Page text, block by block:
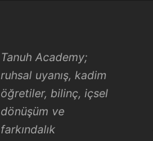
Tanuh Academy;
ruhsal uyanış, kadim
öğretiler, bilinç, içsel
dönüşüm ve
farkındalık